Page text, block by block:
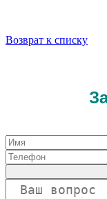
Возврат к списку